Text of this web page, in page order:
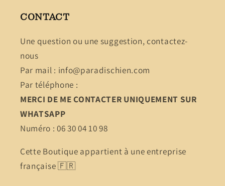
CONTACT
Une question ou une suggestion, contactez-
nous
Par mail : info@paradischien.com
Par téléphone :
MERCI DE ME CONTACTER UNIQUEMENT SUR
WHATSAPP
Numéro : 06 30 04 10 98
Cette Boutique appartient à une entreprise
française 🇫🇷